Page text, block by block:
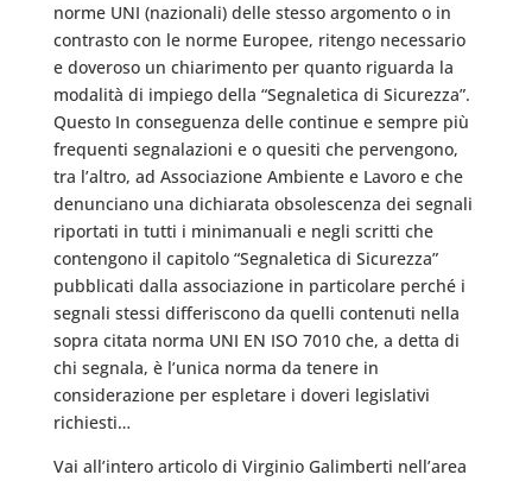
norme UNI (nazionali) delle stesso argomento o in
contrasto con le norme Europee, ritengo necessario
e doveroso un chiarimento per quanto riguarda la
modalità di impiego della “Segnaletica di Sicurezza”.
Questo In conseguenza delle continue e sempre più
frequenti segnalazioni e o quesiti che pervengono,
tra l’altro, ad Associazione Ambiente e Lavoro e che
denunciano una dichiarata obsolescenza dei segnali
riportati in tutti i minimanuali e negli scritti che
contengono il capitolo “Segnaletica di Sicurezza”
pubblicati dalla associazione in particolare perché i
segnali stessi differiscono da quelli contenuti nella
sopra citata norma UNI EN ISO 7010 che, a detta di
chi segnala, è l’unica norma da tenere in
considerazione per espletare i doveri legislativi
richiesti…
Vai all’intero articolo di Virginio Galimberti nell’area